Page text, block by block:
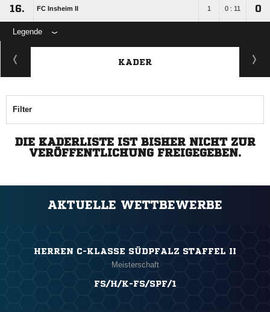
16. FC Insheim II 1 0 : 11 0
Legende
KADER
Filter
DIE KADERLISTE IST BISHER NICHT ZUR
VERÖFFENTLICHUNG FREIGEGEBEN.
AKTUELLE WETTBEWERBE
HERREN C-KLASSE SÜDPFALZ STAFFEL II
Meisterschaft
FS/H/K-FS/SPF/1